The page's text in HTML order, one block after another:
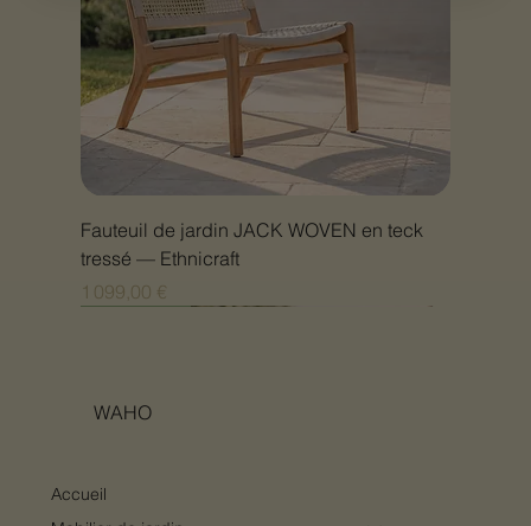
Fauteuil de jardin JACK WOVEN en teck
tressé — Ethnicraft
Prix
1 099,00 €
WAHO
Accueil